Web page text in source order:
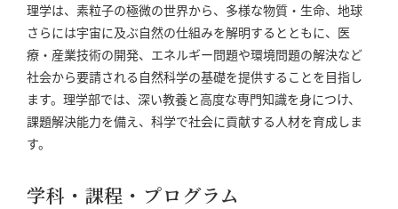
理学は、素粒子の極微の世界から、多様な物質・生命、地球
さらには宇宙に及ぶ自然の仕組みを解明するとともに、医
療・産業技術の開発、エネルギー問題や環境問題の解決など
社会から要請される自然科学の基礎を提供することを目指し
ます。理学部では、深い教養と高度な専門知識を身につけ、
課題解決能力を備え、科学で社会に貢献する人材を育成しま
す。
学科・課程・プログラム